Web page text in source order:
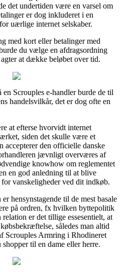
det undertiden være en varsel om
er dog inkluderet i en
uærlige internet selskaber.
med kort eller betalinger med
du vælge en afdragsordning
at dække beløbet over tid.
Scrouples e-handler burde de til
handelsvilkår, det er dog ofte en
at efterse hvorvidt internet
siden det skulle være et
accepterer den officielle danske
jævnligt overværes af
knowhow om reglementet
en god anledning til at blive
vanskeligheder ved dit indkøb.
hensynstagende til de mest basale
på ordren, fx hvilken byttepolitik
er det tillige essesentielt, at
således man altid
Scrouples Armring i Rhodineret
til en dame eller herre.